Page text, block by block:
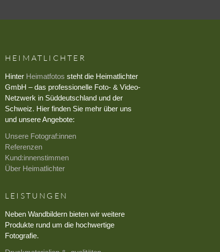
HEIMATLICHTER
Hinter Heimatfotos steht die Heimatlichter
GmbH – das professionelle Foto- & Video-
Netzwerk in Süddeutschland und der
Schweiz. Hier finden Sie mehr über uns
und unsere Angebote:
Unsere Fotograf:innen
Referenzen
Kund:innenstimmen
Über Heimatlichter
LEISTUNGEN
Neben Wandbildern bieten wir weitere
Produkte rund um die hochwertige
Fotografie.